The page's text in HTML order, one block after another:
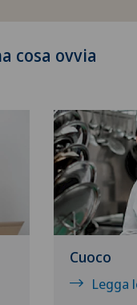
cosa ovvia
Cuoco
Legga